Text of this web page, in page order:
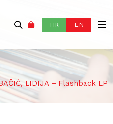
HR EN
LIDIJA – Flashback LP